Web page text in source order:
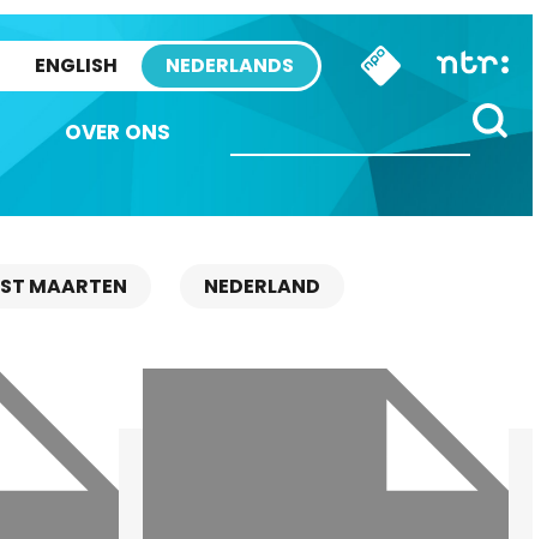
ENGLISH NEDERLANDS
OVER ONS
ST MAARTEN NEDERLAND